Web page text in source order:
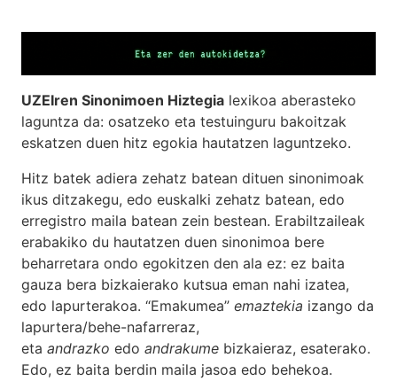
UZEIren Sinonimoen Hiztegia lexikoa aberasteko
laguntza da: osatzeko eta testuinguru bakoitzak
eskatzen duen hitz egokia hautatzen laguntzeko.
Hitz batek adiera zehatz batean dituen sinonimoak
ikus ditzakegu, edo euskalki zehatz batean, edo
erregistro maila batean zein bestean. Erabiltzaileak
erabakiko du hautatzen duen sinonimoa bere
beharretara ondo egokitzen den ala ez: ez baita
gauza bera bizkaierako kutsua eman nahi izatea,
edo lapurterakoa. “Emakumea” emaztekia izango da
lapurtera/behe-nafarreraz,
eta andrazko edo andrakume bizkaieraz, esaterako.
Edo, ez baita berdin maila jasoa edo behekoa.